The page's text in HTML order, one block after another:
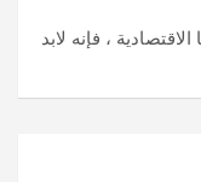
، فإنه لابد